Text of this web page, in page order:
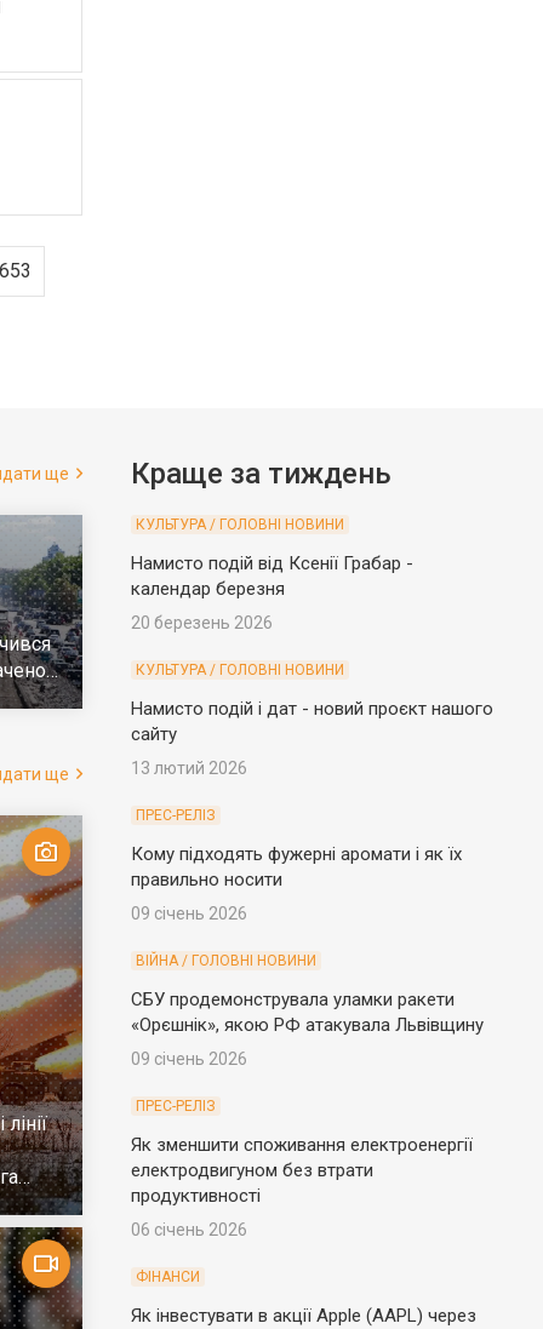
653
ще
ще
Краще за тиждень
КУЛЬТУРА / ГОЛОВНІ НОВИНИ
Намисто подій від Ксенії Грабар -
календар березня
20 березень 2026
КУЛЬТУРА / ГОЛОВНІ НОВИНИ
Намисто подій і дат - новий проєкт нашого
сайту
13 лютий 2026
ПРЕС-РЕЛІЗ
Кому підходять фужерні аромати і як їх
правильно носити
09 січень 2026
ВІЙНА / ГОЛОВНІ НОВИНИ
СБУ продемонструвала уламки ракети
«Орєшнік», якою РФ атакувала Львівщину
09 січень 2026
ПРЕС-РЕЛІЗ
Як зменшити споживання електроенергії
електродвигуном без втрати
продуктивності
06 січень 2026
ФІНАНСИ
Як інвестувати в акції Apple (AAPL) через